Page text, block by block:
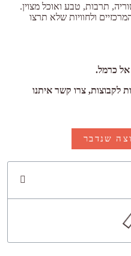
תרבות, טבע ואוכל מצוין.
ולחוויות שלא תרצו
כרמל.
לקבוצות, צרו קשר איתנו
שנדבר